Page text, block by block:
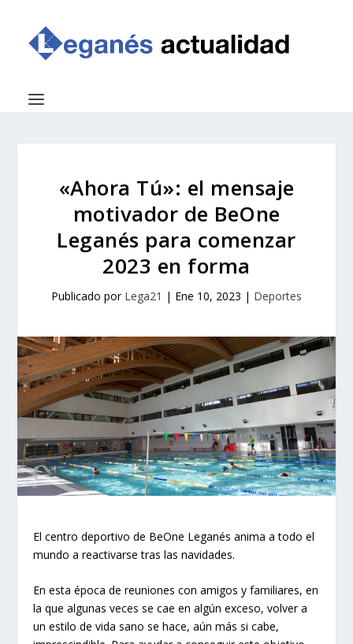
«Ahora Tú»: el mensaje
motivador de BeOne
Leganés para comenzar
2023 en forma
Publicado por Lega21 | Ene 10, 2023 | Deportes
El centro deportivo de BeOne Leganés anima a todo el
mundo a reactivarse tras las navidades.
En esta época de reuniones con amigos y familiares, en
la que algunas veces se cae en algún exceso, volver a
un estilo de vida sano se hace, aún más si cabe,